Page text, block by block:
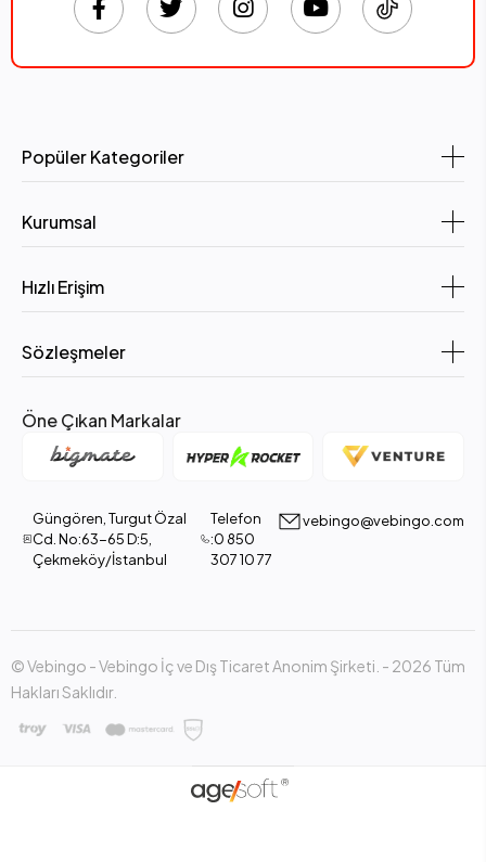
Popüler Kategoriler
Kurumsal
Hızlı Erişim
Sözleşmeler
Öne Çıkan Markalar
Güngören, Turgut Özal
Cd. No:63-65 D:5,
Çekmeköy/İstanbul
Telefon
:0 850
307 10 77
vebingo@vebingo.com
© Vebingo - Vebingo İç ve Dış Ticaret Anonim Şirketi. - 2026 Tüm
Hakları Saklıdır.